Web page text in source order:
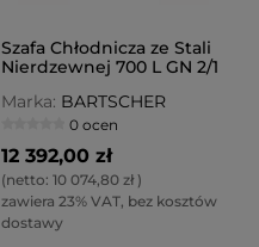
Szafa Chłodnicza ze Stali
Nierdzewnej 700 L GN 2/1
Marka: BARTSCHER
0 ocen
12 392,00 zł
(netto: 10 074,80 zł)
zawiera 23% VAT, bez kosztów
dostawy